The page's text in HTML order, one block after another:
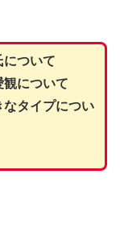
について
観について
なタイプについ